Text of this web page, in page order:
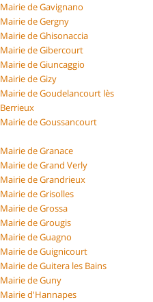
Mairie de Gavignano
Mairie de Gergny
Mairie de Ghisonaccia
Mairie de Gibercourt
Mairie de Giuncaggio
Mairie de Gizy
Mairie de Goudelancourt lès
Berrieux
Mairie de Goussancourt
Mairie de Granace
Mairie de Grand Verly
Mairie de Grandrieux
Mairie de Grisolles
Mairie de Grossa
Mairie de Grougis
Mairie de Guagno
Mairie de Guignicourt
Mairie de Guitera les Bains
Mairie de Guny
Mairie d'Hannapes